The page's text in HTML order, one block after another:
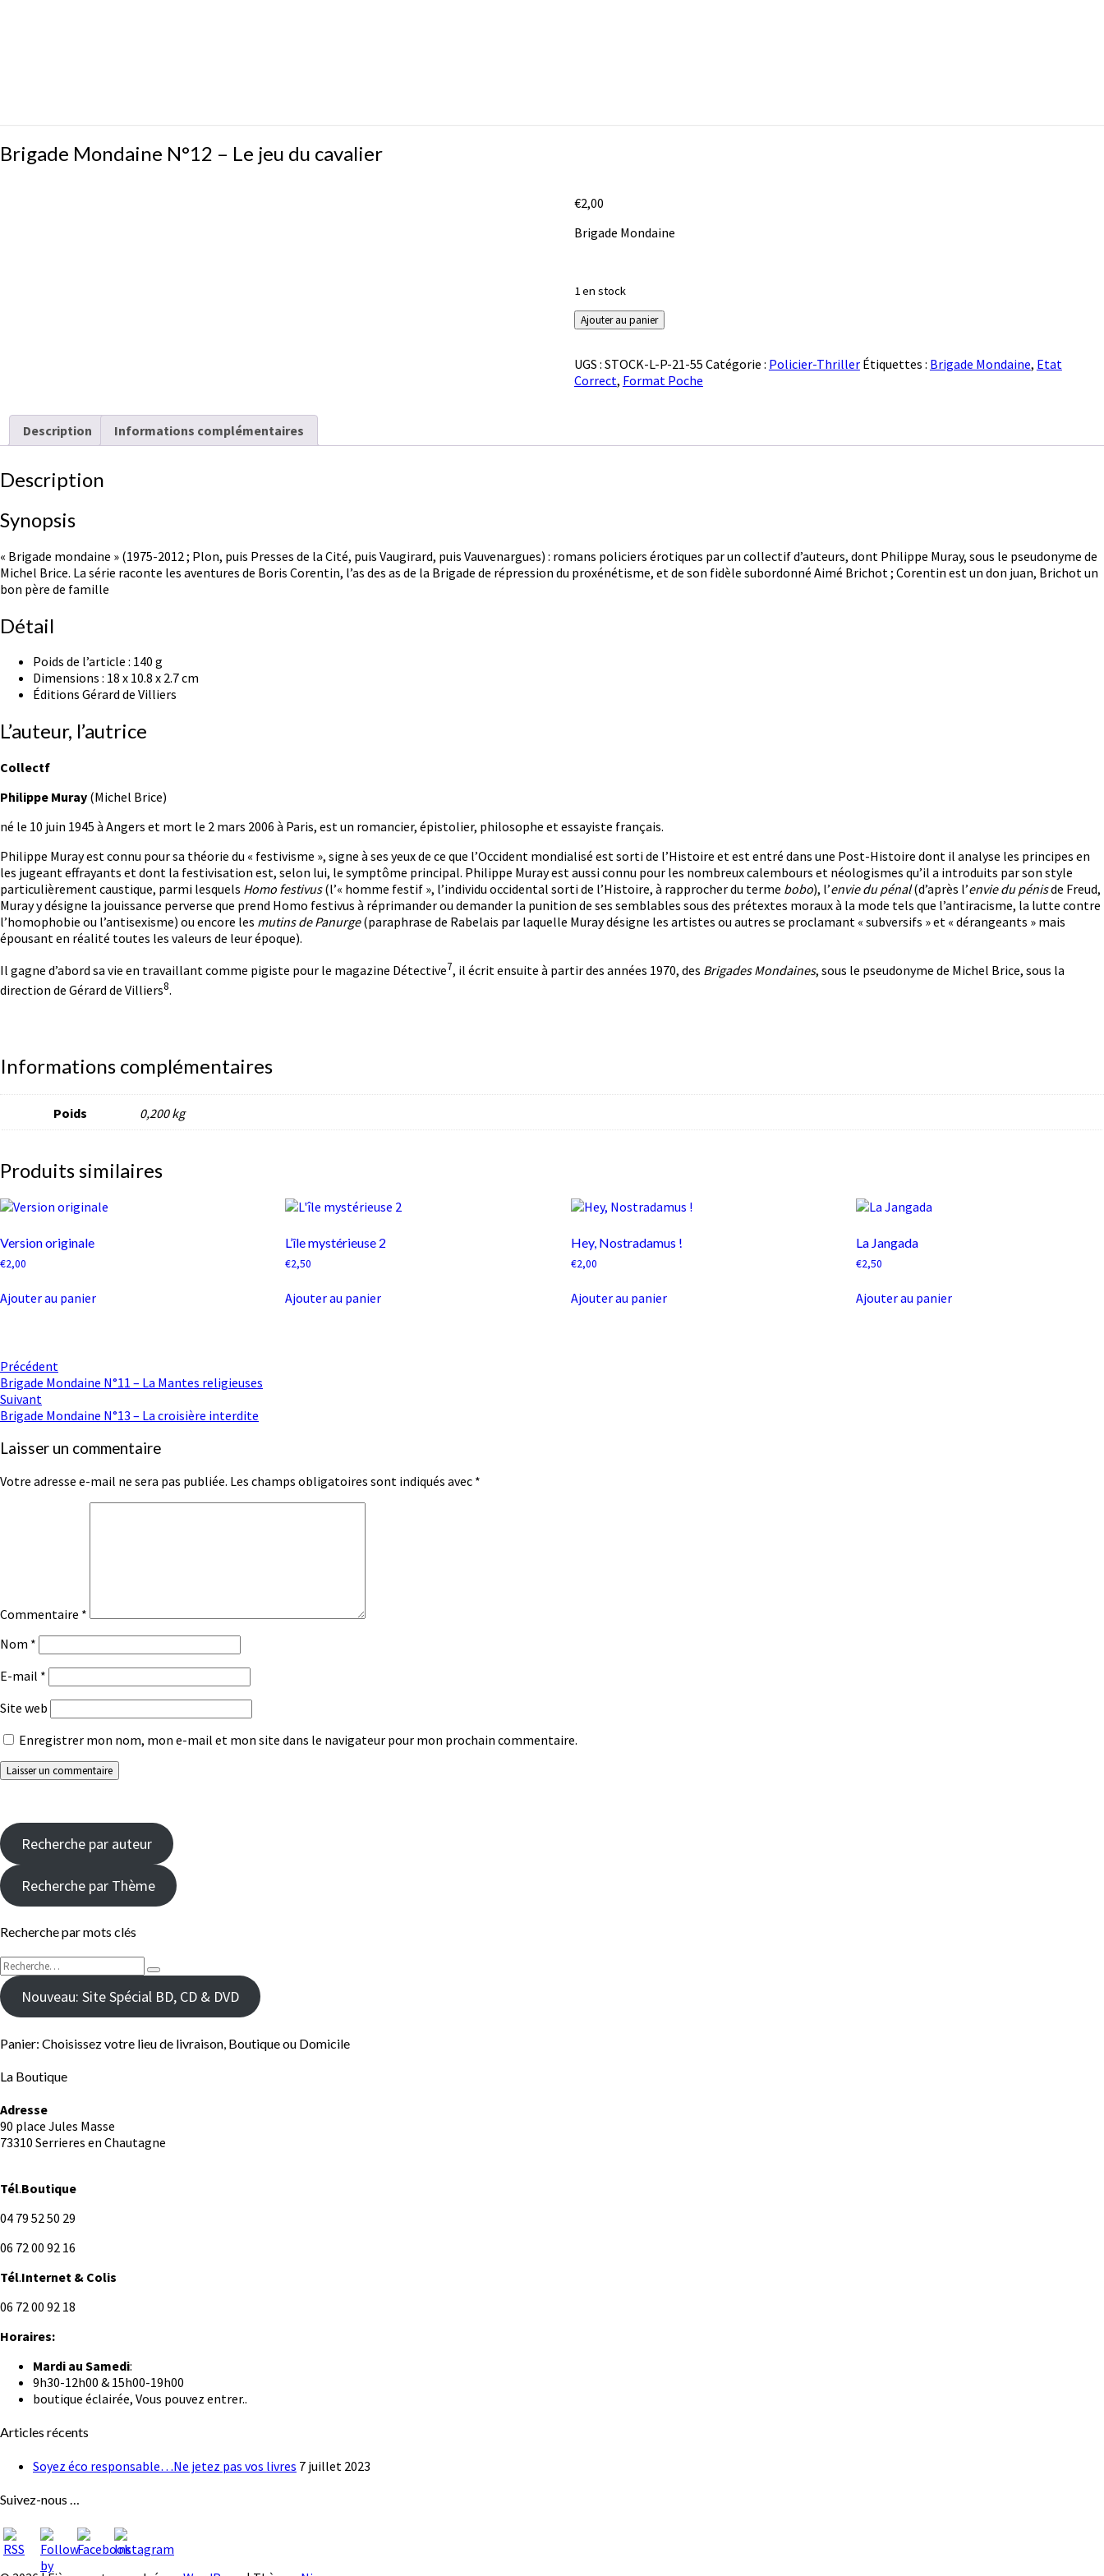
Brigade
Mondaine
Brigade Mondaine N°12 – Le jeu du cavalier
€2,00
Brigade Mondaine
1 en stock
quantité
de
Mondaine
N°12
du
Ajouter au panier
UGS : STOCK-L-P-21-55 Catégorie : Policier-Thriller Étiquettes : Brigade Mondaine, Etat
Correct, Format Poche
Description Informations complémentaires
Description
Synopsis
« Brigade mondaine » (1975-2012 ; Plon, puis Presses de la Cité, puis Vaugirard, puis Vauvenargues) : romans policiers érotiques par un collectif d’auteurs, dont Philippe Muray, sous le pseudonyme de
Michel Brice. La série raconte les aventures de Boris Corentin, l’as des as de la Brigade de répression du proxénétisme, et de son fidèle subordonné Aimé Brichot ; Corentin est un don juan, Brichot un
bon père de famille
Détail
Poids de l’article : 140 g
Dimensions : 18 x 10.8 x 2.7 cm
Éditions Gérard de Villiers
L’auteur, l’autrice
Collectf
Philippe Muray (Michel Brice)
né le 10 juin 1945 à Angers et mort le 2 mars 2006 à Paris, est un romancier, épistolier, philosophe et essayiste français.
Philippe Muray est connu pour sa théorie du « festivisme », signe à ses yeux de ce que l’Occident mondialisé est sorti de l’Histoire et est entré dans une Post-Histoire dont il analyse les principes en
les jugeant effrayants et dont la festivisation est, selon lui, le symptôme principal. Philippe Muray est aussi connu pour les nombreux calembours et néologismes qu’il a introduits par son style
particulièrement caustique, parmi lesquels Homo festivus(l’« homme festif », l’individu occidental sorti de l’Histoire, à rapprocher du terme bobo), l’envie du pénal(d’après l’envie du pénisde Freud,
Muray y désigne la jouissance perverse que prend Homo festivus à réprimander ou demander la punition de ses semblables sous des prétextes moraux à la mode tels que l’antiracisme, la lutte contre
l’homophobie ou l’antisexisme) ou encore les mutins de Panurge(paraphrase de Rabelais par laquelle Muray désigne les artistes ou autres se proclamant « subversifs » et « dérangeants » mais
épousant en réalité toutes les valeurs de leur époque).
Il gagne d’abord sa vie en travaillant comme pigiste pour le magazine Détective7, il écrit ensuite à partir des années 1970, des Brigades Mondaines, sous le pseudonyme de Michel Brice, sous la
direction de Gérard de Villiers8.
Informations complémentaires
Poids 0,200 kg
Produits similaires
Version originale
€2,00
Ajouter au panier
L’île mystérieuse 2
€2,50
Ajouter au panier
Hey, Nostradamus !
€2,00
Ajouter au panier
La Jangada
€2,50
Ajouter au panier
Navigation
d'article
Précédent
Brigade Mondaine N°11 – La Mantes religieuses
Suivant
Brigade Mondaine N°13 – La croisière interdite
Laisser un commentaire
Votre adresse e-mail ne sera pas publiée. Les champs obligatoires sont indiqués avec *
Commentaire *
Nom *
E-mail *
Site web
Enregistrer mon nom, mon e-mail et mon site dans le navigateur pour mon prochain commentaire.
Recherche par auteur
Recherche par Thème
Recherche par mots clés
Rechercher :
Recherche
Nouveau: Site Spécial BD, CD & DVD
Panier: Choisissez votre lieu de livraison, Boutique ou Domicile
La Boutique
Adresse
90 place Jules Masse
73310 Serrieres en Chautagne
Tél.Boutique
04 79 52 50 29
06 72 00 92 16
Tél.Internet & Colis
06 72 00 92 18
Horaires:
Mardi au Samedi:
9h30-12h00 & 15h00-19h00
boutique éclairée, Vous pouvez entrer..
Articles récents
Soyez éco responsable…Ne jetez pas vos livres 7 juillet 2023
Suivez-nous …